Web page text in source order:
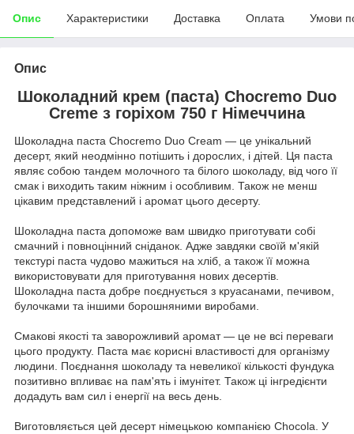
Опис Характеристики Доставка Оплата Умови
Опис
Шоколадний крем (паста) Chocremo Duo
Creme з горіхом 750 г Німеччина
Шоколадна паста Chocremo Duo Cream — це унікальний
десерт, який неодмінно потішить і дорослих, і дітей. Ця паста
являє собою тандем молочного та білого шоколаду, від чого її
смак і виходить таким ніжним і особливим. Також не менш
цікавим представлений і аромат цього десерту.
Шоколадна паста допоможе вам швидко приготувати собі
смачний і повноцінний сніданок. Адже завдяки своїй м'якій
текстурі паста чудово мажиться на хліб, а також її можна
використовувати для приготування нових десертів.
Шоколадна паста добре поєднується з круасанами, печивом,
булочками та іншими борошняними виробами.
Смакові якості та заворожливий аромат — це не всі переваги
цього продукту. Паста має корисні властивості для організму
людини. Поєднання шоколаду та невеликої кількості фундука
позитивно впливає на пам'ять і імунітет. Також ці інгредієнти
додадуть вам сил і енергії на весь день.
Виготовляється цей десерт німецькою компанією Chocola. У